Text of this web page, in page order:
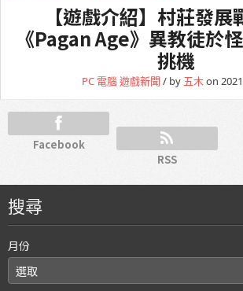
【遊戲介紹】村莊發展
《Pagan Age》異教徒於
挑機
PC 電腦遊戲新聞 / by 五木on
Facebook
RSS
搜尋
月份